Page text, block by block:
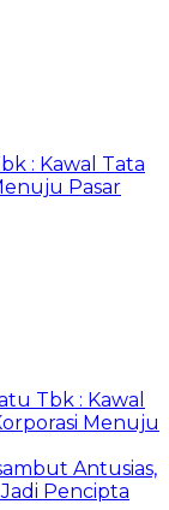
: Kawal Tata
Pasar
Tbk : Kawal
Menuju
Antusias,
Pencipta